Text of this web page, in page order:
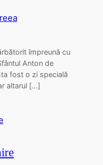
împreună cu
Anton de
fost o zi specială
altarul […]